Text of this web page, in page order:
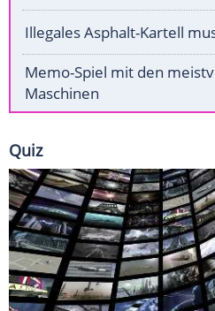
Illegales Asphalt-Kartell
Memo-Spiel mit den
Maschinen
Quiz